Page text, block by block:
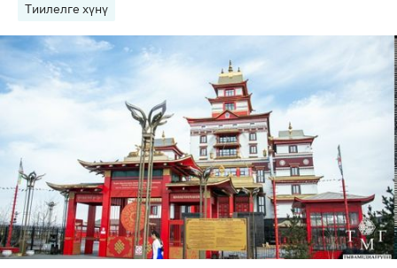
Тиилелге хүнү